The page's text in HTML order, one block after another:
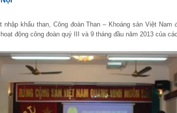
khẩu than, Công đoàn Than – Khoáng sản Việt Nam
động công đoàn quý III và 9 tháng đầu năm 2013 của